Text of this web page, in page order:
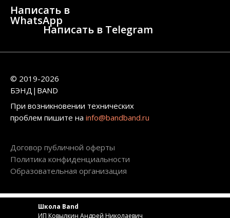
Написать в
WhatsApp
Договор публичной оферты
Политика конфиденциальности
Образовательная организация
При возникновении технических
проблем пишите на info@bandband.ru
© 2019-2026
БЭНД|BAND
Написать в Telegram
Школа Band
ИП Ковылкин Андрей Николаевич